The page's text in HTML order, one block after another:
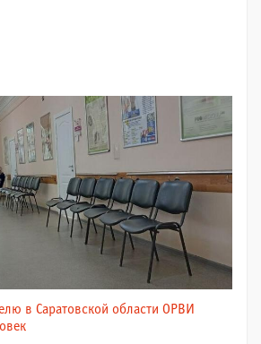
в Саратовской области ОРВИ